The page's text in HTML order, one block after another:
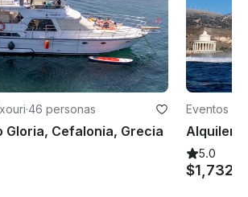
·46 personas
Gloria, Cefalonia, Grecia
Eventos
5.0
$1,732